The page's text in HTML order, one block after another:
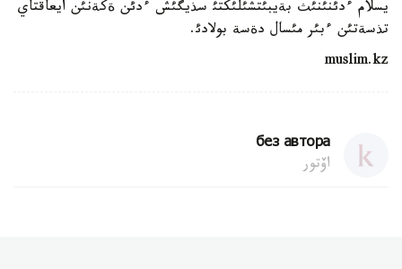
يسلام ءدئنئنئث بةيبئتشئلئكتئ سذيگئش ءدئن ةكةنئن ايعاقتاي
تذسةتئن ءبئر مئسال دةسة بولادئ.
muslim.kz
без автора
اۆتور